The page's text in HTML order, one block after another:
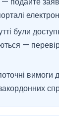
були
—
вимоги
закордонних